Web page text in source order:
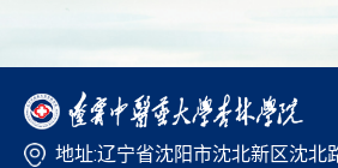
地址:辽宁省沈阳市沈北新区沈北